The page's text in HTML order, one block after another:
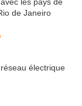
de Janeiro
électrique